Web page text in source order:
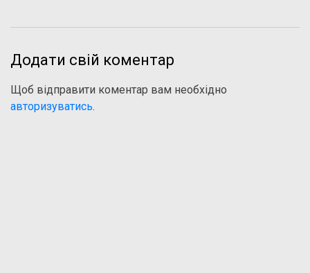
Додати свій коментар
Щоб відправити коментар вам необхідно
авторизуватись.